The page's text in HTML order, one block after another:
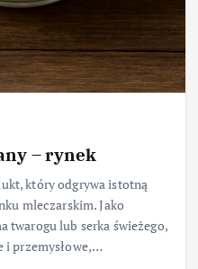
– rynek
który odgrywa istotną
mleczarskim. Jako
twarogu lub serka świeżego,
i przemysłowe,…